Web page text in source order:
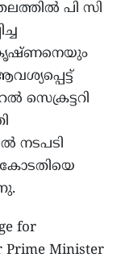
പി സി
കൃഷ്ണനെയും
നടപടി
കോടതിയെ
for
Prime Minister